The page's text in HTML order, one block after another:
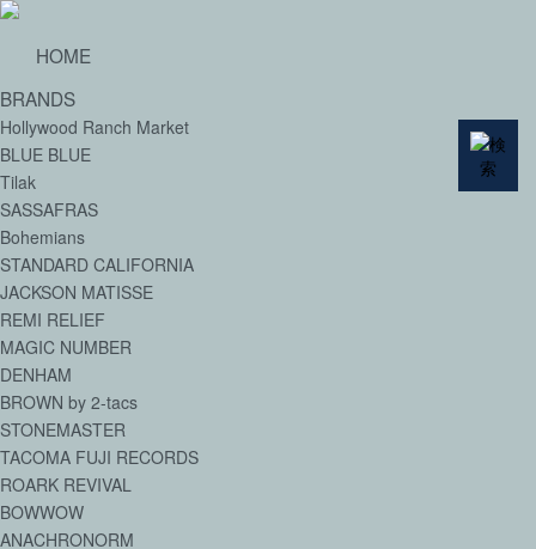
HOME
BRANDS
Hollywood Ranch Market
BLUE BLUE
Tilak
SASSAFRAS
Bohemians
STANDARD CALIFORNIA
JACKSON MATISSE
REMI RELIEF
MAGIC NUMBER
DENHAM
BROWN by 2-tacs
STONEMASTER
TACOMA FUJI RECORDS
ROARK REVIVAL
BOWWOW
ANACHRONORM